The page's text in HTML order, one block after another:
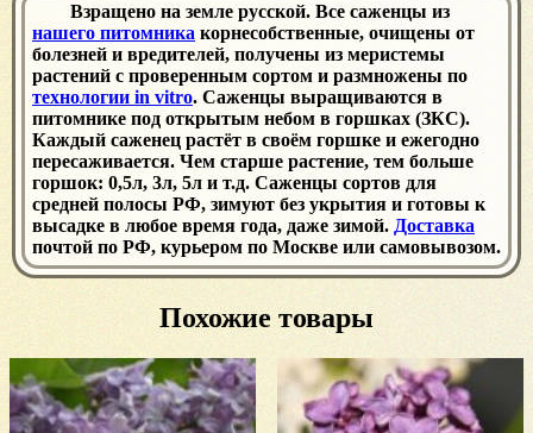
Взращено на земле русской. Все саженцы из
нашего питомника корнесобственные, очищены от
болезней и вредителей, получены из меристемы
растений с проверенным сортом и размножены по
технологии in vitro. Саженцы выращиваются в
питомнике под открытым небом в горшках (ЗКС).
Каждый саженец растёт в своём горшке и ежегодно
пересаживается. Чем старше растение, тем больше
горшок: 0,5л, 3л, 5л и т.д. Саженцы сортов для
средней полосы РФ, зимуют без укрытия и готовы к
высадке в любое время года, даже зимой. Доставка
почтой по РФ, курьером по Москве или самовывозом.
Похожие товары